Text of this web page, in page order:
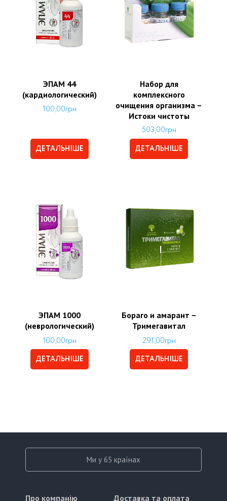
ЭПАМ 44
(кардиологический)
100,00грн
ДЕТАЛЬНІШЕ
Набор для
комплексного
очищения организма –
Истоки чистоты
503,00грн
ДЕТАЛЬНІШЕ
ЭПАМ 1000
(неврологический)
100,00грн
ДЕТАЛЬНІШЕ
Бораго и амарант –
Тримегавитал
291,00грн
ДЕТАЛЬНІШЕ
Ми у 65 країнах
Про компанію Доставка та оплата